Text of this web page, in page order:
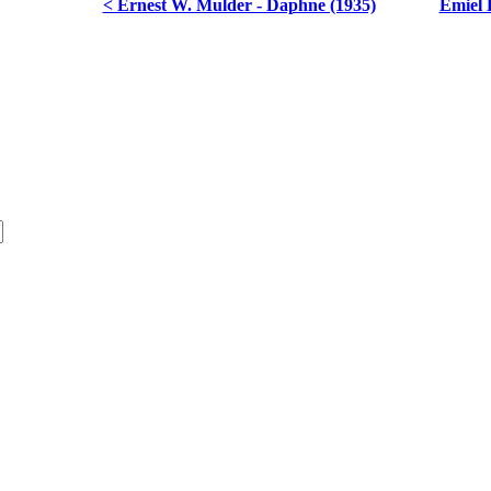
< Ernest W. Mulder - Daphne (1935) Emiel